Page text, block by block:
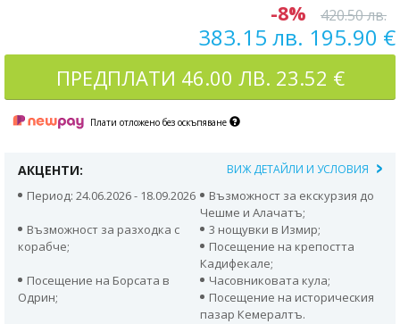
-8% 420.50 лв.
383.15 лв. 195.90 €
ПРЕДПЛАТИ 46.00 ЛВ. 23.52 €
Плати отложено без оскъпяване
АКЦЕНТИ: ВИЖ ДЕТАЙЛИ И УСЛОВИЯ
Период: 24.06.2026 - 18.09.2026
Възможност за екскурзия до
Чешме и Алачатъ;
Възможност за разходка с
корабче;
3 нощувки в Измир;
Посещение на крепостта
Кадифекале;
Посещение на Борсата в
Одрин;
Часовниковата кула;
Посещение на историческия
пазар Кемералтъ.